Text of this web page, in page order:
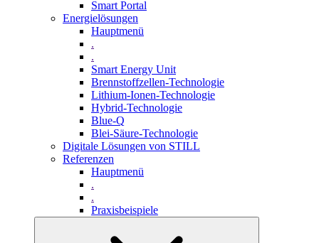
Smart Portal
Energielösungen
Hauptmenü
.
.
Smart Energy Unit
Brennstoffzellen-Technologie
Lithium-Ionen-Technologie
Hybrid-Technologie
Blue-Q
Blei-Säure-Technologie
Digitale Lösungen von STILL
Referenzen
Hauptmenü
.
.
Praxisbeispiele